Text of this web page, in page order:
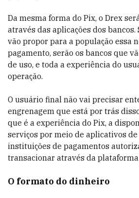
Da mesma forma do Pix, o Drex
através das aplicações dos bancos.
vão propor para a população essa
pagamento, serão os bancos que
de uso, e toda a experiência do
operação.
O usuário final não vai precisar
engrenagem que está por trás
que é a experiência do Pix, a
serviços por meio de aplicativos de
instituições de pagamentos
transacionar através da plataforma
O formato do dinheiro